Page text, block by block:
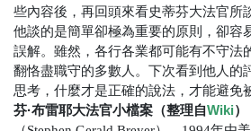
些內容後，再回頭來看史蒂芬大法官所
他談的是簡單卻極為重要的原則，卻容
誤解。雖然，各行各業都可能有不守法
翻恪盡職守的多數人。下次看到他人的
思考，什麼才是正確的說法，才能避免
芬·布雷耶大法官小檔案（整理自Wiki）